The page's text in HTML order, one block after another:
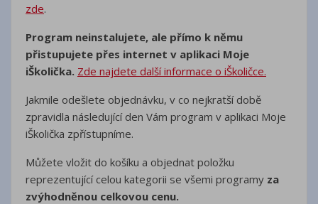
zde.
Program neinstalujete, ale přímo k němu
přistupujete přes internet v aplikaci Moje
iŠkolička. Zde najdete další informace o iŠkoličce.
Jakmile odešlete objednávku, v co nejkratší době
zpravidla následující den Vám program v aplikaci Moje
iŠkolička zpřístupníme.
Můžete vložit do košíku a objednat položku
reprezentující celou kategorii se všemi programy za
zvýhodněnou celkovou cenu.